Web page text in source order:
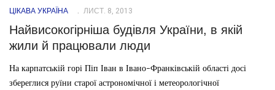
ЦІКАВА УКРАЇНА ЛИСТ. 8, 2013
Найвисокогірніша будівля України, в якій
жили й працювали люди
На карпатській горі Піп Іван в Івано-Франківській області досі
збереглися руїни старої астрономічної і метеорологічної